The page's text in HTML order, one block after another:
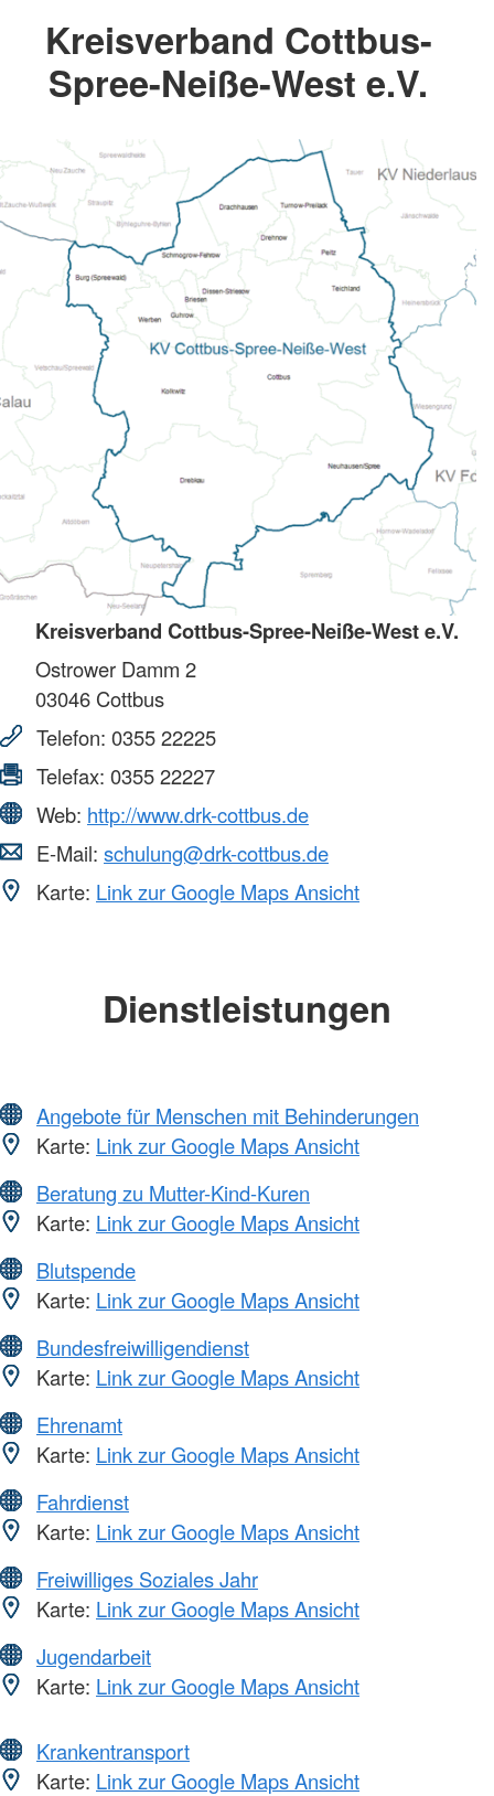
Kreisverband Cottbus-
Spree-Neiße-West e.V.
Kreisverband Cottbus-Spree-Neiße-West e.V.
Ostrower Damm 2
03046 Cottbus
Telefon: 0355 22225
Telefax: 0355 22227
Web: http://www.drk-cottbus.de
E-Mail: schulung@drk-cottbus.de
Karte: Link zur Google Maps Ansicht
Dienstleistungen
Angebote für Menschen mit Behinderungen
Karte: Link zur Google Maps Ansicht
Beratung zu Mutter-Kind-Kuren
Karte: Link zur Google Maps Ansicht
Blutspende
Karte: Link zur Google Maps Ansicht
Bundesfreiwilligendienst
Karte: Link zur Google Maps Ansicht
Ehrenamt
Karte: Link zur Google Maps Ansicht
Fahrdienst
Karte: Link zur Google Maps Ansicht
Freiwilliges Soziales Jahr
Karte: Link zur Google Maps Ansicht
Jugendarbeit
Karte: Link zur Google Maps Ansicht
Krankentransport
Karte: Link zur Google Maps Ansicht